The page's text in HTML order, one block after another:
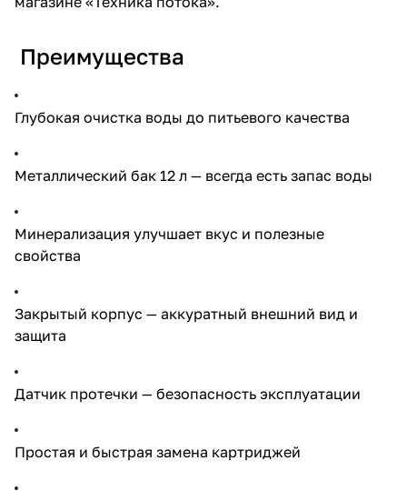
Преимущества
Глубокая очистка воды до питьевого качества
Металлический бак 12 л — всегда есть запас воды
Минерализация улучшает вкус и полезные
свойства
Закрытый корпус — аккуратный внешний вид и
защита
Датчик протечки — безопасность эксплуатации
Простая и быстрая замена картриджей